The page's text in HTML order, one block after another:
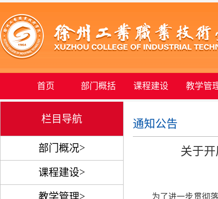
首页 部门概括 课程建设 教学管
栏目导航
部门概况>
课程建设>
教学管理>
通知公告
关于
为了进一步贯彻